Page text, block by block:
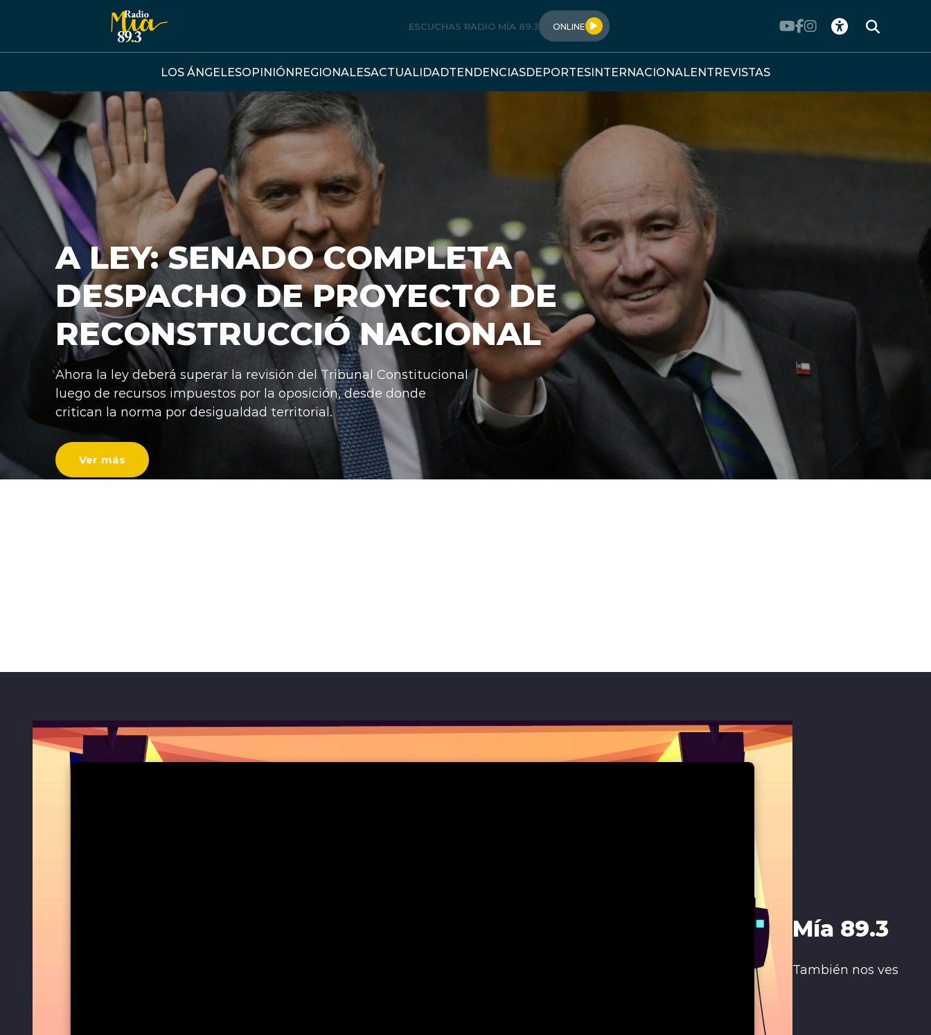
ESCUCHAS RADIO MÍA 89.3 ONLINE
LOS ÁNGELESOPINIÓNREGIONALESACTUALIDADTENDENCIASDEPORTESINTERNACIONALENTREVISTAS
A LEY: SENADO COMPLETA
DESPACHO DE PROYECTO DE
RECONSTRUCCIÓ NACIONAL
Ahora la ley deberá superar la revisión del Tribunal Constitucional
luego de recursos impuestos por la oposición, desde donde
critican la norma por desigualdad territorial.
Ver más
Mía 89.3
También nos ves